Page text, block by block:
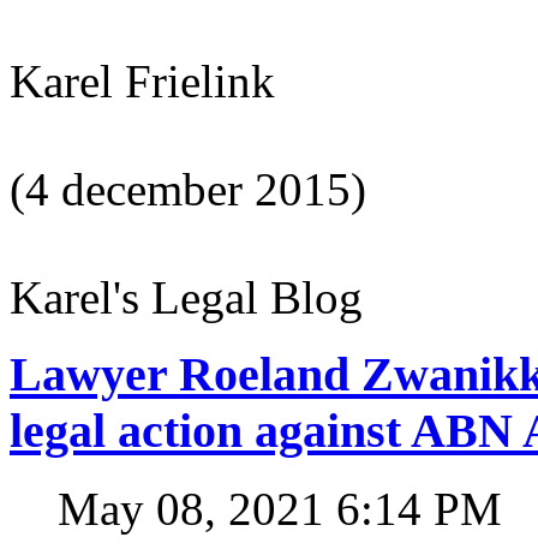
Karel Frielink
(4 december 2015)
Karel's Legal Blog
Lawyer Roeland
legal action against
May 08, 2021 6:14 PM